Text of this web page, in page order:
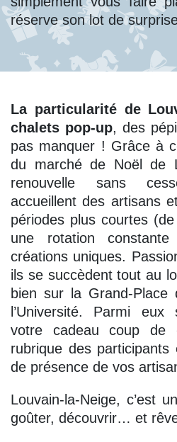
réserve son lot de
La particularité de
chalets pop-up, des
pas manquer ! Grâce à
du marché de Noël de
renouvelle sans
accueillent des artisans
périodes plus courtes
une rotation
créations uniques.
ils se succèdent tout au
bien sur la Grand-
l’Université. Parmi
votre cadeau coup de
rubrique des
de présence de vos
Louvain-la-Neige, c’est
goûter, découvrir… et